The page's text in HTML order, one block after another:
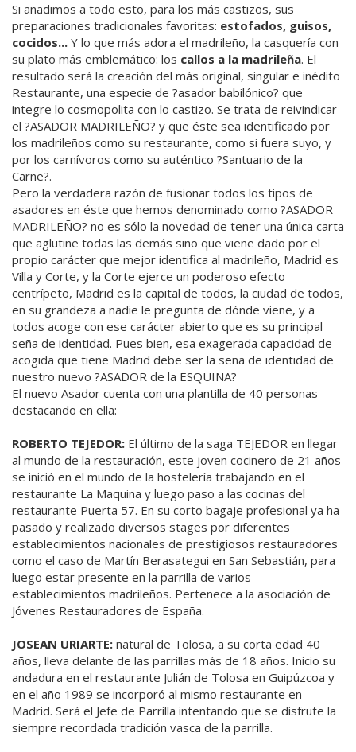
Si añadimos a todo esto, para los más castizos, sus
preparaciones tradicionales favoritas: estofados, guisos,
cocidos... Y lo que más adora el madrileño, la casquería con
su plato más emblemático: los callos a la madrileña. El
resultado será la creación del más original, singular e inédito
Restaurante, una especie de ?asador babilónico? que
integre lo cosmopolita con lo castizo. Se trata de reivindicar
el ?ASADOR MADRILEÑO? y que éste sea identificado por
los madrileños como su restaurante, como si fuera suyo, y
por los carnívoros como su auténtico ?Santuario de la
Carne?.
Pero la verdadera razón de fusionar todos los tipos de
asadores en éste que hemos denominado como ?ASADOR
MADRILEÑO? no es sólo la novedad de tener una única carta
que aglutine todas las demás sino que viene dado por el
propio carácter que mejor identifica al madrileño, Madrid es
Villa y Corte, y la Corte ejerce un poderoso efecto
centrípeto, Madrid es la capital de todos, la ciudad de todos,
en su grandeza a nadie le pregunta de dónde viene, y a
todos acoge con ese carácter abierto que es su principal
seña de identidad. Pues bien, esa exagerada capacidad de
acogida que tiene Madrid debe ser la seña de identidad de
nuestro nuevo ?ASADOR de la ESQUINA?
El nuevo Asador cuenta con una plantilla de 40 personas
destacando en ella:
ROBERTO TEJEDOR: El último de la saga TEJEDOR en llegar
al mundo de la restauración, este joven cocinero de 21 años
se inició en el mundo de la hostelería trabajando en el
restaurante La Maquina y luego paso a las cocinas del
restaurante Puerta 57. En su corto bagaje profesional ya ha
pasado y realizado diversos stages por diferentes
establecimientos nacionales de prestigiosos restauradores
como el caso de Martín Berasategui en San Sebastián, para
luego estar presente en la parrilla de varios
establecimientos madrileños. Pertenece a la asociación de
Jóvenes Restauradores de España.
JOSEAN URIARTE: natural de Tolosa, a su corta edad 40
años, lleva delante de las parrillas más de 18 años. Inicio su
andadura en el restaurante Julián de Tolosa en Guipúzcoa y
en el año 1989 se incorporó al mismo restaurante en
Madrid. Será el Jefe de Parrilla intentando que se disfrute la
siempre recordada tradición vasca de la parrilla.